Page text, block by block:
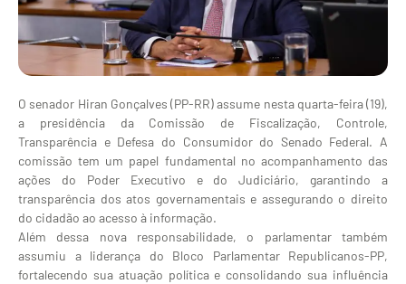
O senador Hiran Gonçalves (PP-RR) assume nesta quarta-feira (19),
a presidência da Comissão de Fiscalização, Controle,
Transparência e Defesa do Consumidor do Senado Federal. A
comissão tem um papel fundamental no acompanhamento das
ações do Poder Executivo e do Judiciário, garantindo a
transparência dos atos governamentais e assegurando o direito
do cidadão ao acesso à informação.
Além dessa nova responsabilidade, o parlamentar também
assumiu a liderança do Bloco Parlamentar Republicanos-PP,
fortalecendo sua atuação política e consolidando sua influência